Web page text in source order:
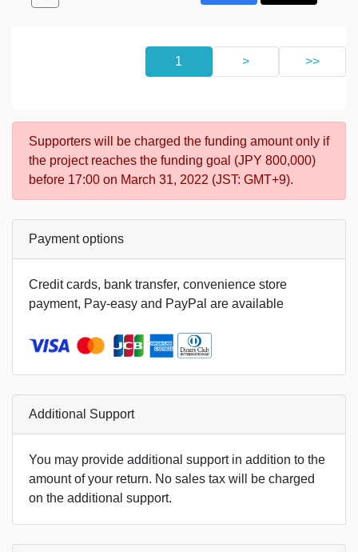
1 > >>
Supporters will be charged the funding amount only if
the project reaches the funding goal (JPY 800,000)
before 17:00 on March 31, 2022 (JST: GMT+9).
Payment options
Credit cards, bank transfer, convenience store
payment, Pay-easy and PayPal are available
Additional Support
You may provide additional support in addition to the
amount of your return. No sales tax will be charged
on the additional support.